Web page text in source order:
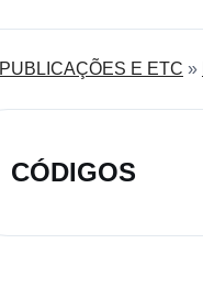
PUBLICAÇÕES E ETC »
CÓDIGOS